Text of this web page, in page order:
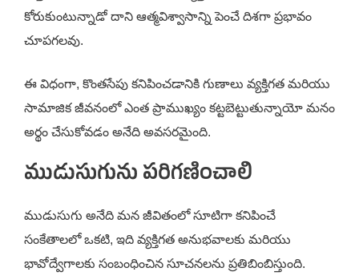
కోరుకుంటున్నాడో దాని ఆత్మవిశ్వాసాన్ని పెంచే దిశగా ప్రభావం
చూపగలవు.
ఈ విధంగా, కొంతసేపు కనిపించడానికి గుణాలు వ్యక్తిగత మరియు
సామాజిక జీవనంలో ఎంత ప్రాముఖ్యం కట్టబెట్టుతున్నాయో మనం
అర్థం చేసుకోవడం అనేది అవసరమైంది.
ముడుసుగును పరిగణించాలి
ముడుసుగు అనేది మన జీవితంలో సూటిగా కనిపించే
సంకేతాలలో ఒకటి, ఇది వ్యక్తిగత అనుభవాలకు మరియు
భావోద్వేగాలకు సంబంధించిన సూచనలను ప్రతిబింబిస్తుంది.